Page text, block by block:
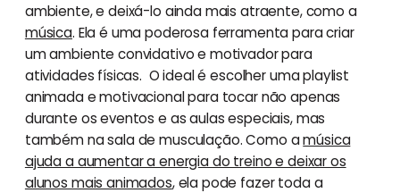
ambiente, e deixá-lo ainda mais atraente, como a
música. Ela é uma poderosa ferramenta para criar
um ambiente convidativo e motivador para
atividades físicas. O ideal é escolher uma playlist
animada e motivacional para tocar não apenas
durante os eventos e as aulas especiais, mas
também na sala de musculação. Como amúsica
ajuda a aumentar a energia do treino e deixar os
alunos mais animados, ela pode fazer toda a